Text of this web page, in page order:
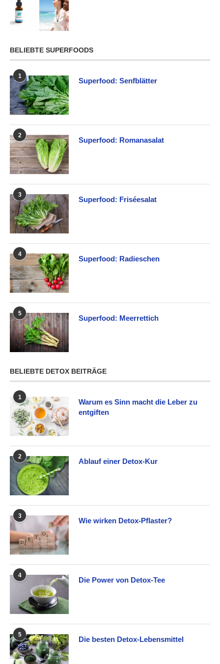
BELIEBTE SUPERFOODS
1
Superfood: Senfblätter
2
Superfood: Romanasalat
3
Superfood: Friséesalat
4
Superfood: Radieschen
5
Superfood: Meerrettich
BELIEBTE DETOX BEITRÄGE
1
Warum es Sinn macht die Leber zu
entgiften
2
Ablauf einer Detox-Kur
3
Wie wirken Detox-Pflaster?
4
Die Power von Detox-Tee
5
Die besten Detox-Lebensmittel